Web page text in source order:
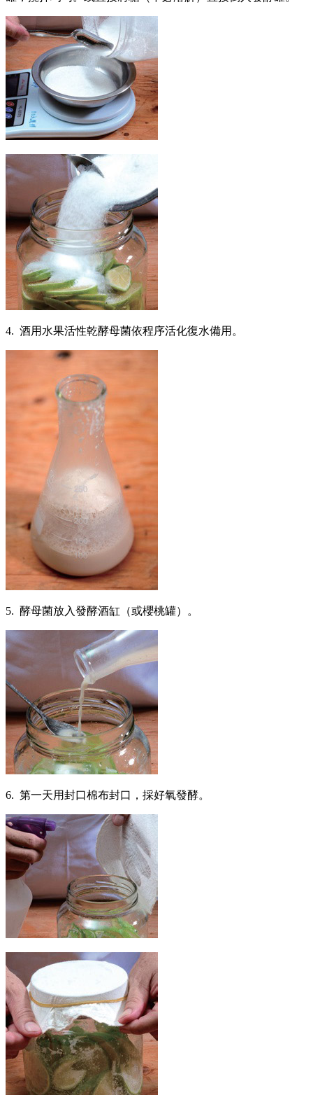
4. 酒用水果活性乾酵母菌依程序活化復水備用。
5. 酵母菌放入發酵酒缸（或櫻桃罐）。
6. 第一天用封口棉布封口，採好氧發酵。